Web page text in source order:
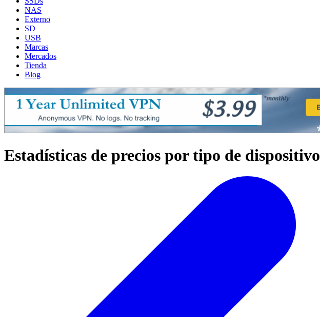
NAS
Externo
SD
USB
Marcas
Mercados
Tienda
Blog
Estadísticas de precios por tipo de dispositivo